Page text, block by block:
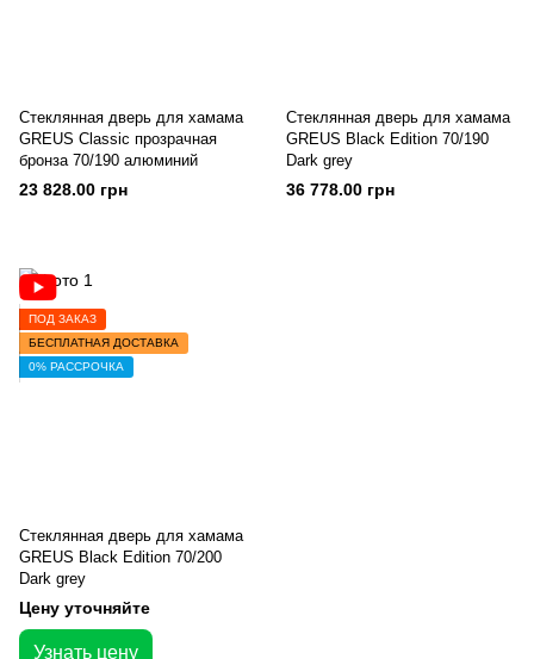
Стеклянная дверь для хамама
GREUS Classic прозрачная
бронза 70/190 алюминий
23 828.00 грн
Стеклянная дверь для хамама
GREUS Black Edition 70/190
Dark grey
36 778.00 грн
ПОД ЗАКАЗ
БЕСПЛАТНАЯ ДОСТАВКА
0% РАССРОЧКА
Стеклянная дверь для хамама
GREUS Black Edition 70/200
Dark grey
Цену уточняйте
Узнать цену